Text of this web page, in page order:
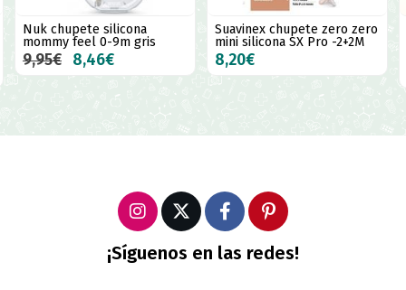
Nuk chupete silicona
mommy feel 0-9m gris
9,95€ 8,46€
Suavinex chupete zero zero
mini silicona SX Pro -2+2M
8,20€
¡Síguenos en las redes!